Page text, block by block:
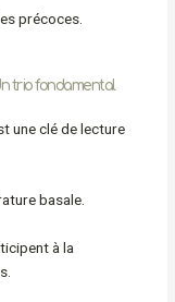
précoces.
trio fondamental
une clé de lecture
basale.
à la